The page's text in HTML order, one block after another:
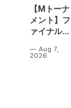
【Mトーナ
メント】フ
ァイナル／2
ニバル！東
Aug 7,
2026